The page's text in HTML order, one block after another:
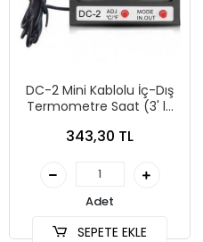
DC-2 Mini Kablolu İç-Dış
Termometre Saat (3' lü
343,30 TL
Adet
SEPETE EKLE